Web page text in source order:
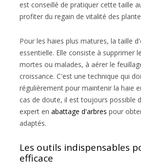
est conseillé de pratiquer cette taille
profiter du regain de vitalité des
Pour les haies plus matures, la taille
essentielle. Elle consiste à supprimer
mortes ou malades, à aérer le
croissance. C'est une technique qui
régulièrement pour maintenir la haie
cas de doute, il est toujours possible
expert en abattage d'arbres pour
adaptés.
Les outils indispensables
efficace